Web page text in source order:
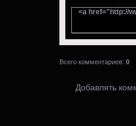
<a href="http://
Всего комментариев: 0
Добавлять